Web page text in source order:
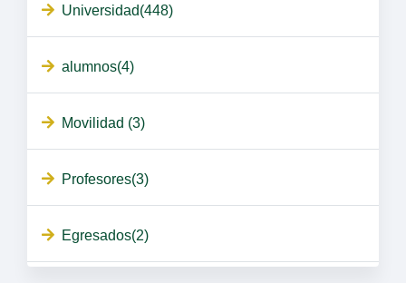
Universidad(448)
alumnos(4)
Movilidad (3)
Profesores(3)
Egresados(2)